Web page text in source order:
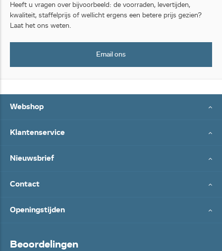
Heeft u vragen over bijvoorbeeld: de voorraden, levertijden,
kwaliteit, staffelprijs of wellicht ergens een betere prijs gezien?
Laat het ons weten.
Email ons
Webshop
Klantenservice
Nieuwsbrief
Contact
Openingstijden
Beoordelingen